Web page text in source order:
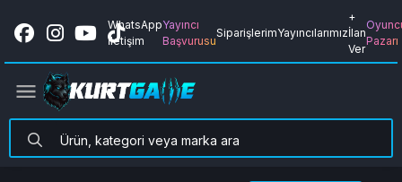
WhatsApp
İletişim
Yayıncı
Başvurusu
SiparişlerimYayıncılarımız
+
İlan
Ver
Pazarı